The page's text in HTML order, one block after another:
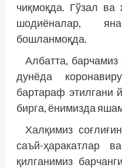
чиқмоқда. Гўзал
шодиёналар,
бошланмоқда.
Албатта,
дунёда
бартараф этилгани
бирга, ёнимизда
Халқимиз
саъй-ҳаракатлар
қилганимиз